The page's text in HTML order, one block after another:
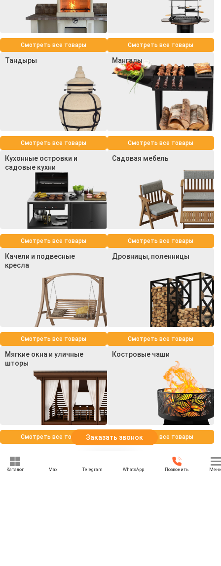
Смотреть все товары Смотреть все товары
Тандыры
Смотреть все товары
Мангалы
Смотреть все товары
Кухонные островки и
садовые кухни
Смотреть все товары
Садовая мебель
Смотреть все товары
Качели и подвесные
кресла
Смотреть все товары
Дровницы, поленницы
Смотреть все товары
Мягкие окна и уличные
шторы
Смотреть все товары
Костровые чаши
Смотреть все товары
Заказать звонок
Каталог Max Telegram WhatsApp Позвонить